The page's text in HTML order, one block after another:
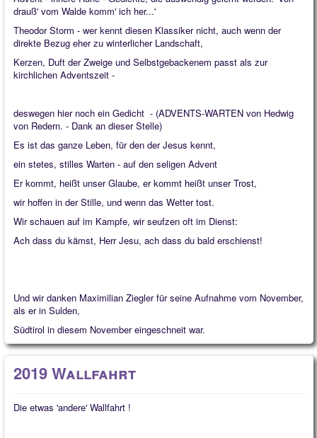
drauß' vom Walde komm' ich her...'
Theodor Storm - wer kennt diesen Klassiker nicht, auch wenn der
direkte Bezug eher zu winterlicher Landschaft,
Kerzen, Duft der Zweige und Selbstgebackenem passt als zur
kirchlichen Adventszeit -
deswegen hier noch ein Gedicht - (ADVENTS-WARTEN von Hedwig
von Redern. - Dank an dieser Stelle)
Es ist das ganze Leben, für den der Jesus kennt,
ein stetes, stilles Warten - auf den seligen Advent
Er kommt, heißt unser Glaube, er kommt heißt unser Trost,
wir hoffen in der Stille, und wenn das Wetter tost.
Wir schauen auf im Kampfe, wir seufzen oft im Dienst:
Ach dass du kämst, Herr Jesu, ach dass du bald erschienst!
Und wir danken Maximilian Ziegler für seine Aufnahme vom November,
als er in Sulden,
Südtirol in diesem November eingeschneit war.
2019 Wallfahrt
Die etwas 'andere' Wallfahrt !